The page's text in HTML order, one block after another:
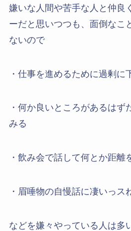
嫌いな人間や苦手な人と仲良
ーだと思いつつも、面倒なこ
ないので
・仕事を進めるために過剰に
・何か良いところがあるはず
みる
・飲み会で話して何とか距離
・眉唾物の自慢話に凄いっス
などを嫌々やっている人は多